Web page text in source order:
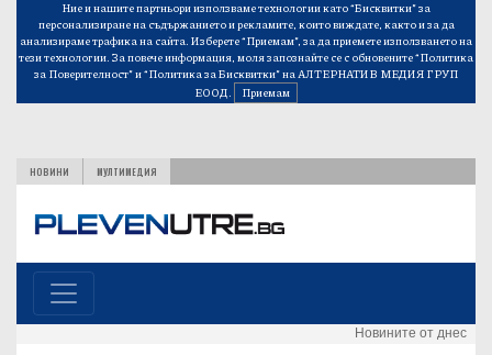
Ние и нашите партньори използваме технологии като “Бисквитки” за
персонализиране на съдържанието и рекламите, които виждате, както и за да
анализираме трафика на сайта. Изберете “Приемам”, за да приемете използването на
тези технологии. За повече информация, моля запознайте се с обновените“Политика
за Поверителност”и“Политика за Бисквитки”на АЛТЕРНАТИВ МЕДИЯ ГРУП
ЕООД.
Приемам
НОВИНИ МУЛТИМЕДИЯ
Новините от днес